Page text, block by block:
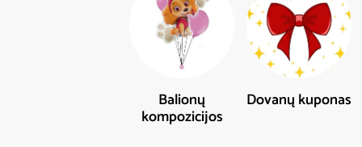
Balionų
kompozicijos
Dovanų kuponas